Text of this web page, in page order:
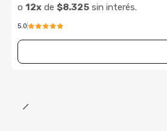
o 12xde $8.325sin interés.
5.0